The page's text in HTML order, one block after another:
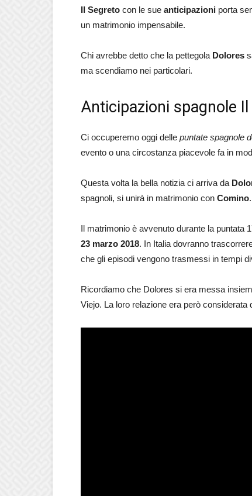
Il Segreto con le sue anticipazioni porta
un matrimonio impensabile.
Chi avrebbe detto che la pettegola Dolores
ma scendiamo nei particolari.
Anticipazioni spagnole
Ci occuperemo oggi delle puntate spagnole
evento o una circostanza piacevole fa in
Questa volta la bella notizia ci arriva da
spagnoli, si unirà in matrimonio con Comino.
Il matrimonio è avvenuto durante la puntata
23 marzo 2018. In Italia dovranno
che gli episodi vengono trasmessi in tempi
Ricordiamo che Dolores si era messa
Viejo. La loro relazione era però